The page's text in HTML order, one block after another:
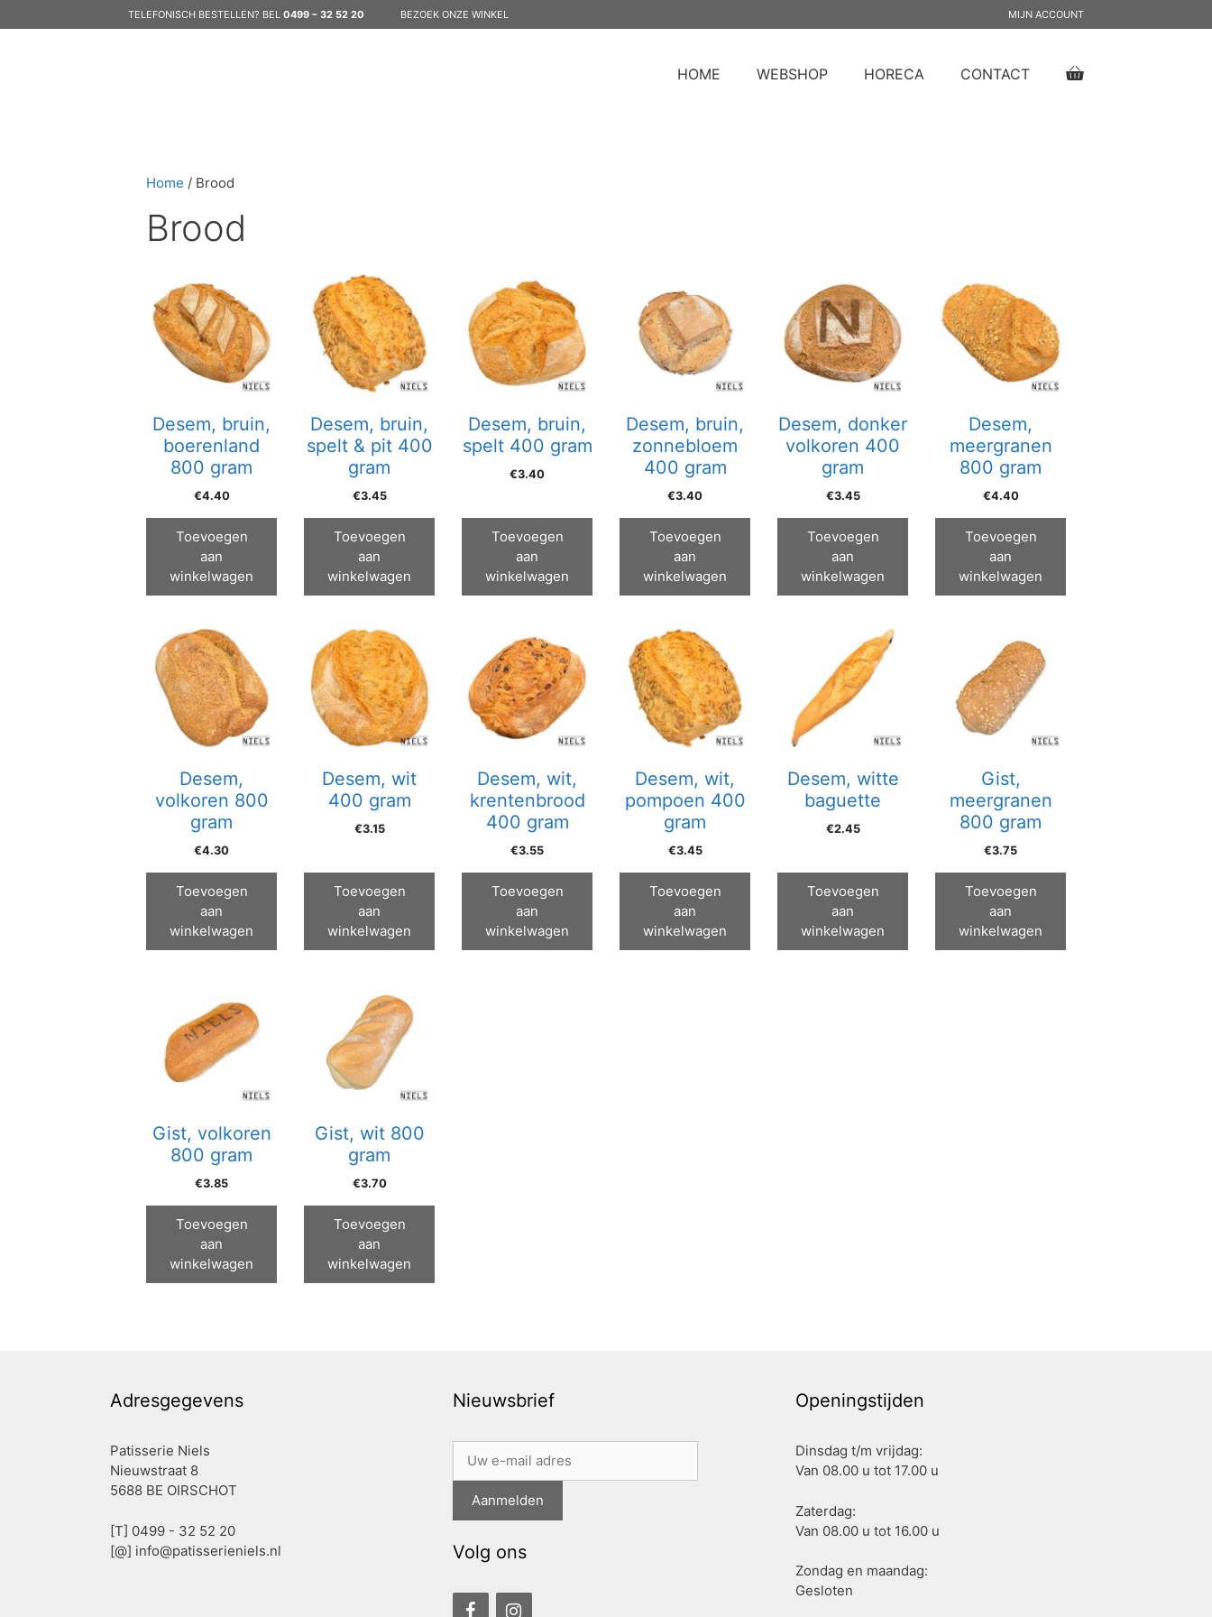
naar
TELEFONISCH BESTELLEN? BEL 0499 – 32 52 20 BEZOEK ONZE WINKEL MIJN ACCOUNT
HOME WEBSHOP HORECA CONTACT
Home / Brood
Brood
Desem, bruin,
boerenland
800 gram
€4.40
Toevoegen
aan
winkelwagen
Desem, bruin,
spelt & pit 400
gram
€3.45
Toevoegen
aan
winkelwagen
Desem, bruin,
spelt 400 gram
€3.40
Toevoegen
aan
winkelwagen
Desem, bruin,
zonnebloem
400 gram
€3.40
Toevoegen
aan
winkelwagen
Desem, donker
volkoren 400
gram
€3.45
Toevoegen
aan
winkelwagen
Desem,
meergranen
800 gram
€4.40
Toevoegen
aan
winkelwagen
Desem,
volkoren 800
gram
€4.30
Toevoegen
aan
winkelwagen
Desem, wit
400 gram
€3.15
Toevoegen
aan
winkelwagen
Desem, wit,
krentenbrood
400 gram
€3.55
Toevoegen
aan
winkelwagen
Desem, wit,
pompoen 400
gram
€3.45
Toevoegen
aan
winkelwagen
Desem, witte
baguette
€2.45
Toevoegen
aan
winkelwagen
Gist,
meergranen
800 gram
€3.75
Toevoegen
aan
winkelwagen
Gist, volkoren
800 gram
€3.85
Toevoegen
aan
winkelwagen
Gist, wit 800
gram
€3.70
Toevoegen
aan
winkelwagen
Adresgegevens
Patisserie Niels
Nieuwstraat 8
5688 BE OIRSCHOT
[T] 0499 - 32 52 20
[@] info@patisserieniels.nl
Nieuwsbrief
Volg ons
Openingstijden
Dinsdag t/m vrijdag:
Van 08.00 u tot 17.00 u
Zaterdag:
Van 08.00 u tot 16.00 u
Zondag en maandag:
Gesloten